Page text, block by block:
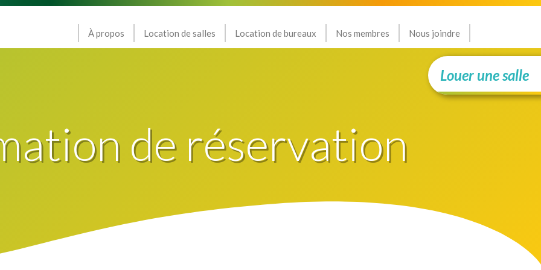
À propos Location de salles Location de bureaux Nos membres Nous joindre
Louer une salle
de réservation